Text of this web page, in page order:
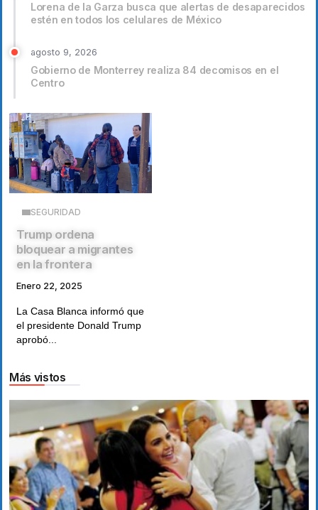
Lorena de la Garza busca que alertas de desaparecidos
estén en todos los celulares de México
agosto 9, 2026
Gobierno de Monterrey realiza 84 decomisos en el
Centro
SEGURIDAD
Trump ordena
bloquear a migrantes
en la frontera
Enero 22, 2025
La Casa Blanca informó que
el presidente Donald Trump
aprobó...
Más vistos